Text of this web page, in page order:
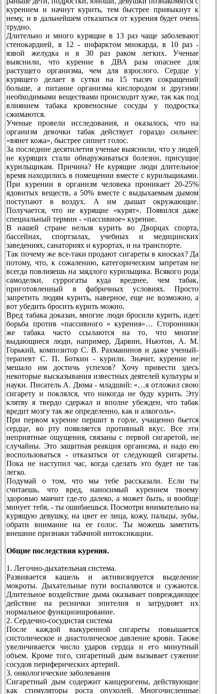
курением и начнут курить, тем быстрее привыкнут к
нему, и в дальнейшем отказаться от курения будет очень
трудно.
Длительно и много курящие в 13 раз чаще заболевают
стенокардией, в 12 - инфарктом миокарда, в 10 раз -
язвой желудка и в 30 раз раком легких. Ученые
выяснили, что курение в ДВА раза опаснее для
растущего организма, чем для взрослого. Сердце у
курящего делает в сутки на 15 тысяч сокращений
больше, а питание организма кислородом и другими
необходимыми веществами происходит хуже, так как под
влиянием табака кровеносные сосуды у подростка
сжимаются.
Ученые провели исследования, и оказалось, что на
организм девочки табак действует гораздо сильнее:
«вянет кожа», быстрее сипнет голос.
За последние десятилетия ученые выяснили, что у людей
не курящих стали обнаруживаться болезни, присущие
курильщикам. Причина? Не курящие люди длительное
время находились в помещении вместе с курильщиками.
При курении в организм человека проникает 20-25%
ядовитых веществ, а 50% вместе с выдыхаемым дымом
поступают в воздух. А им дышат окружающие.
Получается, что не курящие «курят». Появился даже
специальный термин - «пассивное» курение.
В нашей стране нельзя курить во Дворцах спорта,
бассейнах, спортзалах, учебных и медицинских
заведениях, санаториях и курортах, и на транспорте.
Так почему же все-таки продают сигареты в киосках? Да
потому, что, к сожалению, категорическим запретам не
всегда повлияешь на заядлого курильщика. Всякого рода
самоделки, суррогаты куда вреднее, чем табак,
приготовленный в фабричных условиях. Просто
запретить людям курить, наверное, еще не возможно, а
вот убедить бросить курить можно.
Вред табака доказан, многие люди бросили курить, идет
борьба против «пассивного « курения»… Сторонники
же табака часто ссылаются на то, что многие
выдающиеся люди, например, Дарвин, Ньютон, А. М.
Горький, композитор С. В. Рахманинов и даже ученый-
терапевт С. П. Боткин - курили. Значит, курение не
мешало им достичь успехов? Хочу привести здесь
некоторые высказывания известных деятелей культуры и
науки. Писатель А. Дюма - младший: «…я отложил свою
сигарету и поклялся, что никогда не буду курить. Эту
клятву я твердо сдержал и вполне убежден, что табак
вредит мозгу так же определенно, как и алкоголь».
При первом курение першит в горле, учащенно бьется
сердце, во рту появляется противный вкус. Все эти
неприятные ощущения, связаны с первой сигаретой, не
случайны. Это защитная реакция организма, и надо ею
воспользоваться - отказаться от следующей сигареты.
Пока не наступил час, когда сделать это будет не так
легко.
Подумай о том, что мы тебе рассказали. Если ты
считаешь, что вред, наносимый курением твоему
здоровью маячит где-то далеко, а может быть, и вообще
минует тебя, - ты ошибаешься. Посмотри внимательно на
курящую девушку, на цвет ее лица, кожу, пальцы, зубы,
обрати внимание на ее голос. Ты можешь заметить
внешние признаки табачной интоксикации.
Общие последствия курения.
1. Легочно-дыхательная система.
Развивается кашель и активизируется выделение
мокроты. Дыхательные пути воспаляются и сужаются.
Длительное воздействие дыма оказывает повреждающее
действие на реснички эпителия и затрудняет их
нормальное функционирование.
2. Сердечно-сосудистая система
После каждой выкуренной сигареты повышается
систолическое и диастолическое давление крови. Также
увеличивается число ударов сердца и его минутный
объем. Кроме того, сигаретный дым вызывает сужение
сосудов периферических артерий.
3. онкологические заболевания
Сигаретный дым содержит канцерогены, действующие
как стимуляторы роста опухолей. Многочисленные